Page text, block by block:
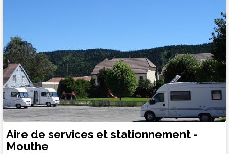
Aire de services et stationnement -
Mouthe